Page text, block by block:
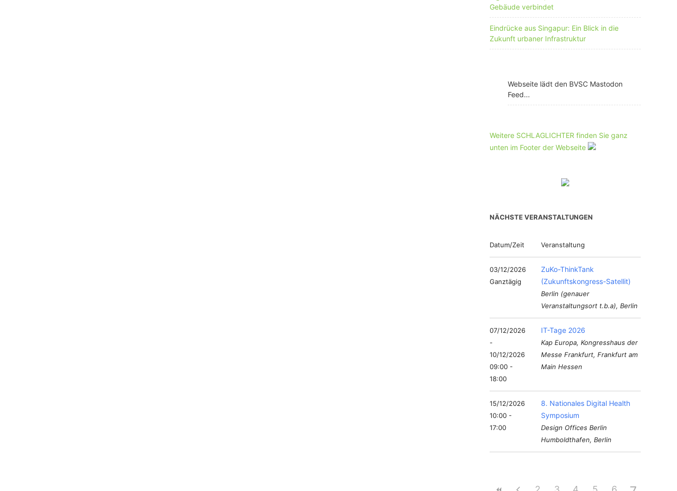
Gebäude verbindet
Eindrücke aus Singapur: Ein Blick in die
Zukunft urbaner Infrastruktur
Webseite lädt den BVSC Mastodon
Feed...
Weitere SCHLAGLICHTER finden Sie ganz
unten im Footer der Webseite
NÄCHSTE VERANSTALTUNGEN
Datum/Zeit Veranstaltung
03/12/2026
Ganztägig
ZuKo-ThinkTank
(Zukunftskongress-Satellit)
Berlin (genauer
Veranstaltungsort t.b.a), Berlin
07/12/2026
-
10/12/2026
09:00 -
18:00
IT-Tage 2026
Kap Europa, Kongresshaus der
Messe Frankfurt, Frankfurt am
Main Hessen
15/12/2026
10:00 -
17:00
8. Nationales Digital Health
Symposium
Design Offices Berlin
Humboldthafen, Berlin